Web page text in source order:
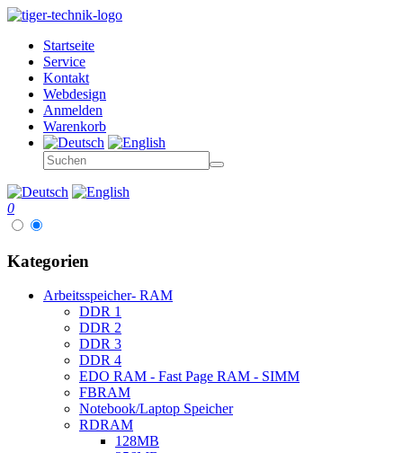
Startseite
Service
Kontakt
Webdesign
Anmelden
Warenkorb
0
Kategorien
Arbeitsspeicher- RAM
DDR 1
DDR 2
DDR 3
DDR 4
EDO RAM - Fast Page RAM - SIMM
FBRAM
Notebook/Laptop Speicher
RDRAM
128MB